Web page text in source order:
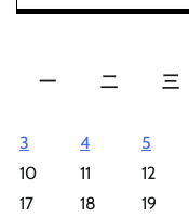
一
二 三
3
4 5
10
11 12
17
18 19